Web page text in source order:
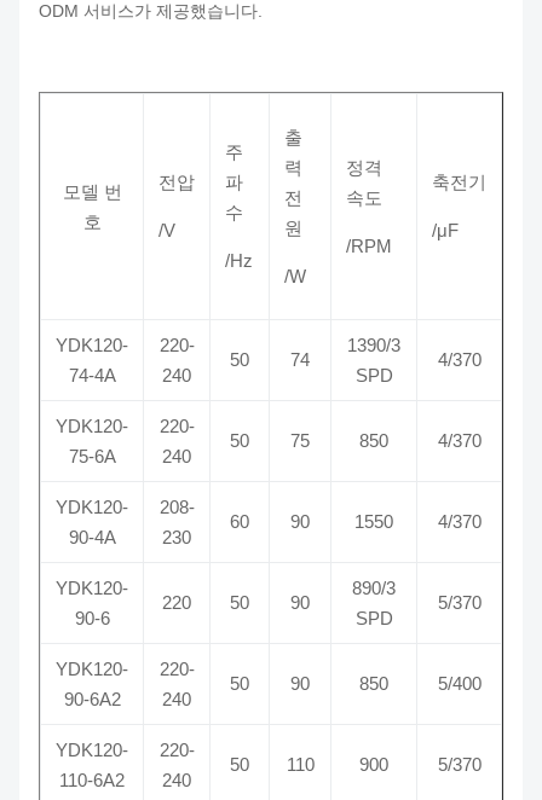
ODM 서비스가 제공했습니다.
모델 번
호
전압
/V
주
파
수
/Hz
출
력
전
원
/W
정격
속도
/RPM
축전기
/μF
YDK120-
74-4A
220-
240
50 74
1390/3
SPD
4/370
YDK120-
75-6A
220-
240
50 75 850 4/370
YDK120-
90-4A
208-
230
60 90 1550 4/370
YDK120-
90-6
220 50 90
890/3
SPD
5/370
YDK120-
90-6A2
220-
240
50 90 850 5/400
YDK120-
110-6A2
220-
240
50 110 900 5/370